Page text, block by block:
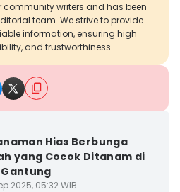
community writers and has been
team. We strive to provide
information, ensuring high
and trustworthiness.
Hias Berbunga
yang Cocok Ditanam di
2025, 05:32 WIB